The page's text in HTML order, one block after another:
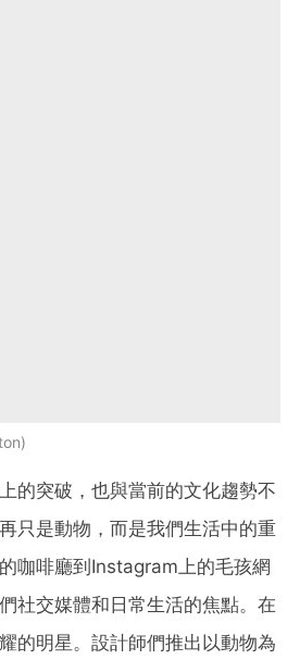
的突破，也與當前的文化趨勢不
只是動物，而是我們生活中的重
咖啡廳到Instagram上的毛孩網
社交媒體和日常生活的焦點。在
的明星。設計師們推出以動物為